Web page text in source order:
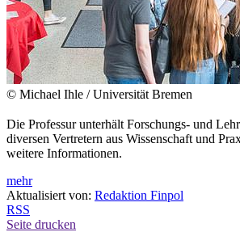
© Michael Ihle / Universität Bremen
Die Professur unterhält Forschungs- und
diversen Vertretern aus Wissenschaft und
weitere Informationen.
mehr
Aktualisiert von: Redaktion Finpol
RSS
Seite drucken